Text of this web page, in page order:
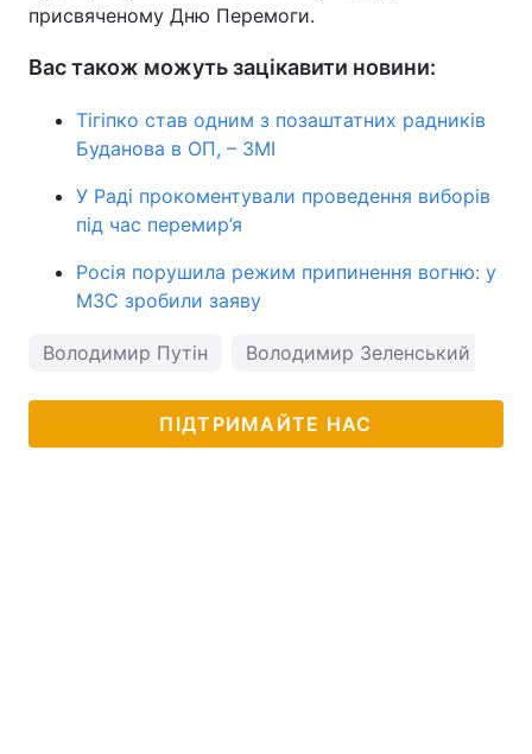
присвяченому Дню Перемоги.
Вас також можуть зацікавити новини:
Тігіпко став одним з позаштатних радників
Буданова в ОП, – ЗМІ
У Раді прокоментували проведення виборів
під час перемир’я
Росія порушила режим припинення вогню: у
МЗС зробили заяву
Володимир Путін Володимир Зеленський
ПІДТРИМАЙТЕ НАС